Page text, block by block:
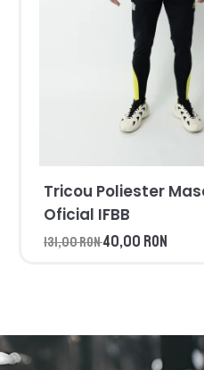
Tricou Poliester
Oficial IFBB
131,00 RON40,00 RON